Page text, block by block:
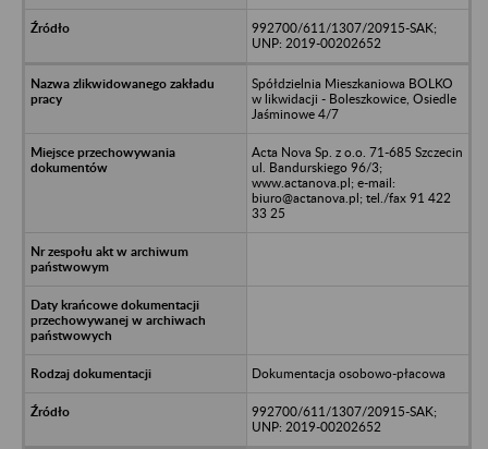
992700/611/1307/20915-SAK;
UNP: 2019-00202652
Spółdzielnia Mieszkaniowa BOLKO
w likwidacji - Boleszkowice, Osiedle
Jaśminowe 4/7
Acta Nova Sp. z o.o. 71-685 Szczecin
ul. Bandurskiego 96/3;
www.actanova.pl; e-mail:
biuro@actanova.pl; tel./fax 91 422
33 25
Dokumentacja osobowo-płacowa
992700/611/1307/20915-SAK;
UNP: 2019-00202652